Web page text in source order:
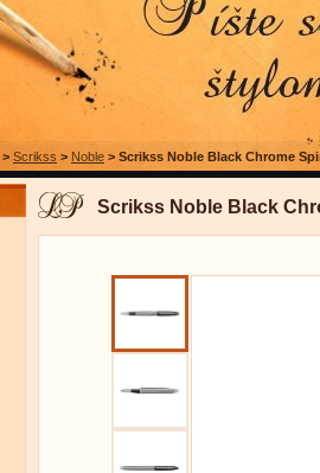
> Scrikss > Noble > Scrikss Noble Black Chrome
Scrikss Noble Black